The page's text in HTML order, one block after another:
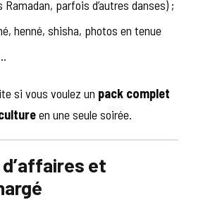
parfois d’autres danses) ;
henné, shisha, photos en tenue
si vous voulez un pack complet
en une seule soirée.
et